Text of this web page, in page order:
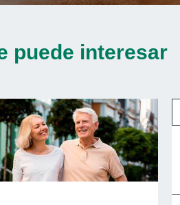
puede interesar